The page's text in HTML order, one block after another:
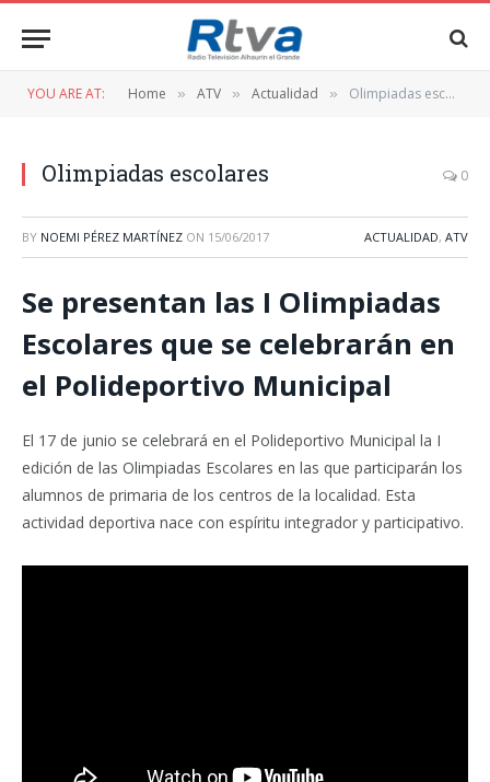
YOU ARE AT: Home » ATV » Actualidad » Olimpiadas escolares
Olimpiadas escolares 0
BY NOEMI PÉREZ MARTÍNEZ ON 15/06/2017 ACTUALIDAD, ATV
Se presentan las I Olimpiadas
Escolares que se celebrarán en
el Polideportivo Municipal
El 17 de junio se celebrará en el Polideportivo Municipal la I
edición de las Olimpiadas Escolares en las que participarán los
alumnos de primaria de los centros de la localidad. Esta
actividad deportiva nace con espíritu integrador y participativo.